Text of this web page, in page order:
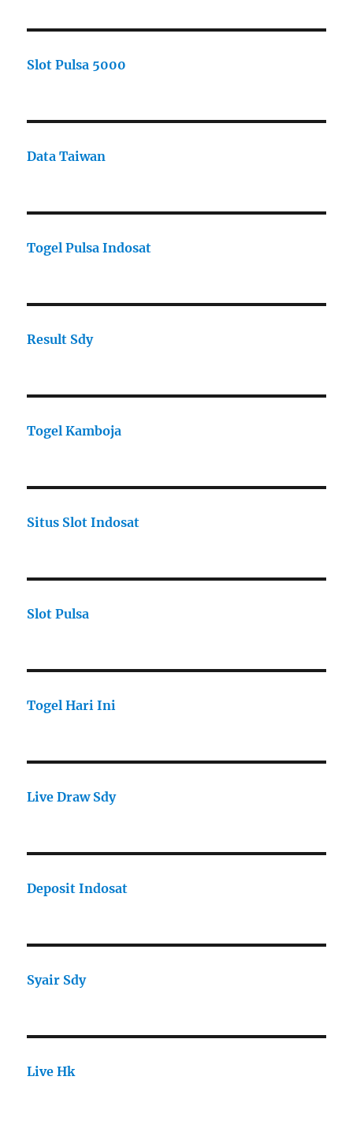
Slot Pulsa 5000
Data Taiwan
Togel Pulsa Indosat
Result Sdy
Togel Kamboja
Situs Slot Indosat
Slot Pulsa
Togel Hari Ini
Live Draw Sdy
Deposit Indosat
Syair Sdy
Live Hk